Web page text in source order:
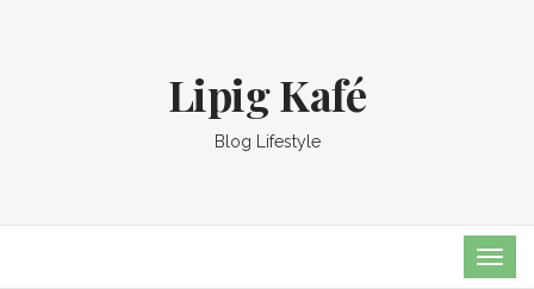
Lipig Kafé
Blog Lifestyle